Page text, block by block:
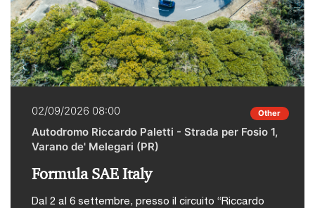
02/09/2026 08:00 Other
Autodromo Riccardo Paletti - Strada per Fosio 1,
Varano de' Melegari (PR)
Formula SAE Italy
Dal 2 al 6 settembre, presso il circuito “Riccardo